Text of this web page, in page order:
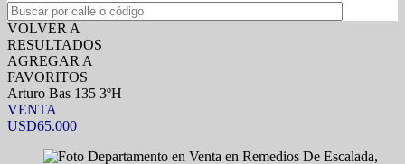
VOLVER A
RESULTADOS
AGREGAR A
FAVORITOS
Arturo Bas 135 3ºH
VENTA
USD65.000